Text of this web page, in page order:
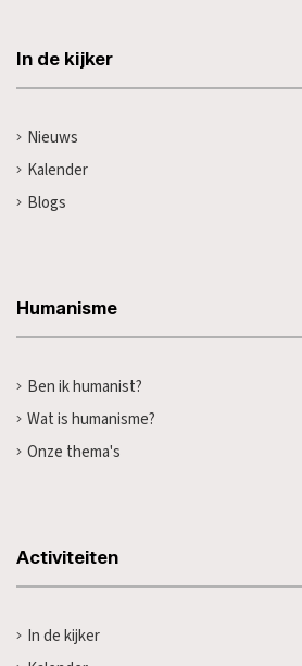
In de kijker
Nieuws
Kalender
Blogs
Humanisme
Ben ik humanist?
Wat is humanisme?
Onze thema's
Activiteiten
In de kijker